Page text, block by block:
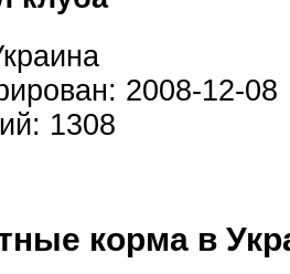
2008-12-08
1308
корма в